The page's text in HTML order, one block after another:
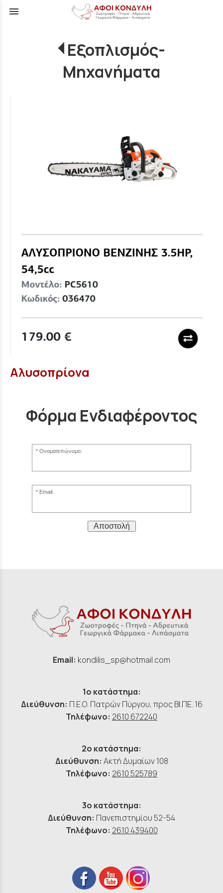
menu
Εξοπλισμός-
Μηχανήματα
Αλυσοπρίονα
Φόρμα Ενδιαφέροντος
Ονοματεπώνυμο:
Email:
Αποστολή
Email: kondilis_sp@hotmail.com
1ο κατάστημα:
Διεύθυνση: Π.Ε.Ο. Πατρών Πύργου, προς ΒΙ.ΠΕ. 16
Τηλέφωνο: 2610 672240
2ο κατάστημα:
Διεύθυνση: Ακτή Δυμαίων 108
Τηλέφωνο: 2610 525789
3ο κατάστημα:
Διεύθυνση: Πανεπιστημίου 52-54
Τηλέφωνο: 2610 439400